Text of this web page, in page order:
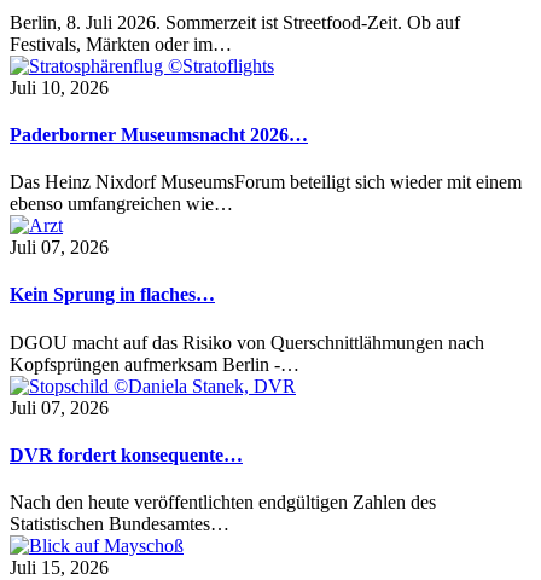
Berlin, 8. Juli 2026. Sommerzeit ist Streetfood-Zeit. Ob auf
Festivals, Märkten oder im…
Juli 10, 2026
Paderborner Museumsnacht 2026…
Das Heinz Nixdorf MuseumsForum beteiligt sich wieder mit einem
ebenso umfangreichen wie…
Juli 07, 2026
Kein Sprung in flaches…
DGOU macht auf das Risiko von Querschnittlähmungen nach
Kopfsprüngen aufmerksam Berlin -…
Juli 07, 2026
DVR fordert konsequente…
Nach den heute veröffentlichten endgültigen Zahlen des
Statistischen Bundesamtes…
Juli 15, 2026